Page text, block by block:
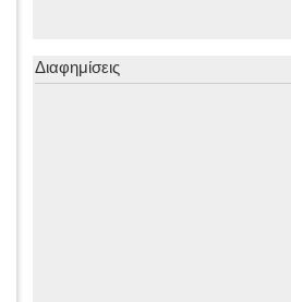
Διαφημίσεις